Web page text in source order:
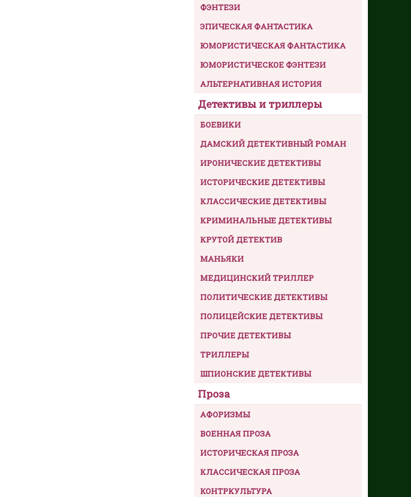
ФЭНТЕЗИ
ЭПИЧЕСКАЯ ФАНТАСТИКА
ЮМОРИСТИЧЕСКАЯ ФАНТАСТИКА
ЮМОРИСТИЧЕСКОЕ ФЭНТЕЗИ
АЛЬТЕРНАТИВНАЯ ИСТОРИЯ
Детективы и триллеры
БОЕВИКИ
ДАМСКИЙ ДЕТЕКТИВНЫЙ РОМАН
ИРОНИЧЕСКИЕ ДЕТЕКТИВЫ
ИСТОРИЧЕСКИЕ ДЕТЕКТИВЫ
КЛАССИЧЕСКИЕ ДЕТЕКТИВЫ
КРИМИНАЛЬНЫЕ ДЕТЕКТИВЫ
КРУТОЙ ДЕТЕКТИВ
МАНЬЯКИ
МЕДИЦИНСКИЙ ТРИЛЛЕР
ПОЛИТИЧЕСКИЕ ДЕТЕКТИВЫ
ПОЛИЦЕЙСКИЕ ДЕТЕКТИВЫ
ПРОЧИЕ ДЕТЕКТИВЫ
ТРИЛЛЕРЫ
ШПИОНСКИЕ ДЕТЕКТИВЫ
Проза
АФОРИЗМЫ
ВОЕННАЯ ПРОЗА
ИСТОРИЧЕСКАЯ ПРОЗА
КЛАССИЧЕСКАЯ ПРОЗА
КОНТРКУЛЬТУРА